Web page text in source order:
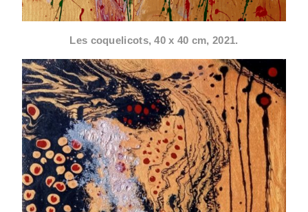
Les coquelicots, 40 x 40 cm, 2021.